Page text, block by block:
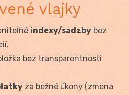
vlajky
indexy/sadzby bez
bez transparentnosti
za bežné úkony (zmena